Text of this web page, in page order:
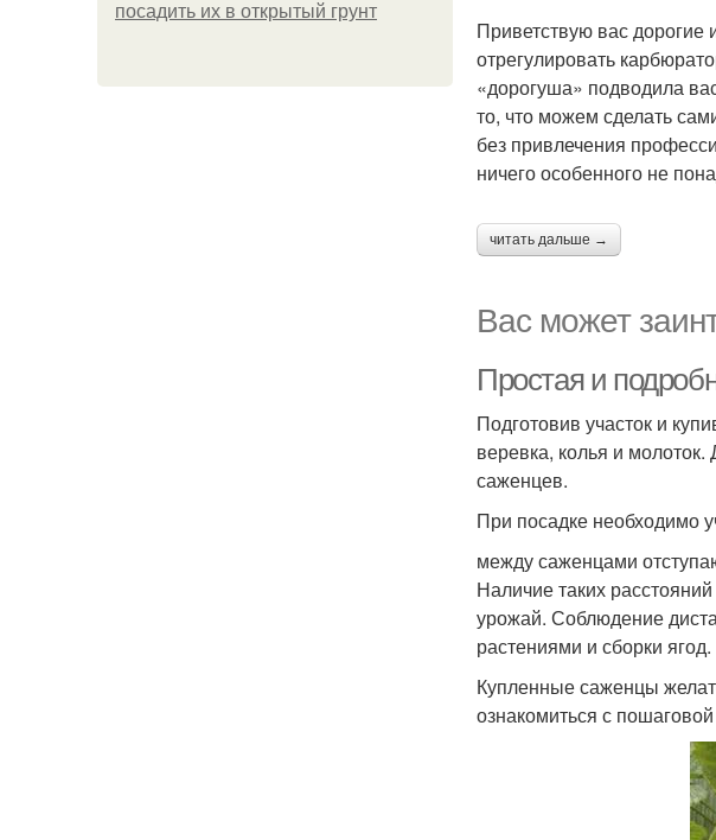
посадить их в открытый грунт
Приветствую вас дорогие
отрегулировать
«дорогуша» подводила
то, что можем сделать
без привлечения
ничего особенного не
читать дальше →
Вас может
Простая и
Подготовив участок и
веревка, колья и
саженцев.
При посадке необходимо
между саженцами
Наличие таких
урожай. Соблюдение
растениями и сборки ягод.
Купленные саженцы
ознакомиться с